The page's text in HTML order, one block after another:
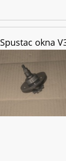
Spustac okna